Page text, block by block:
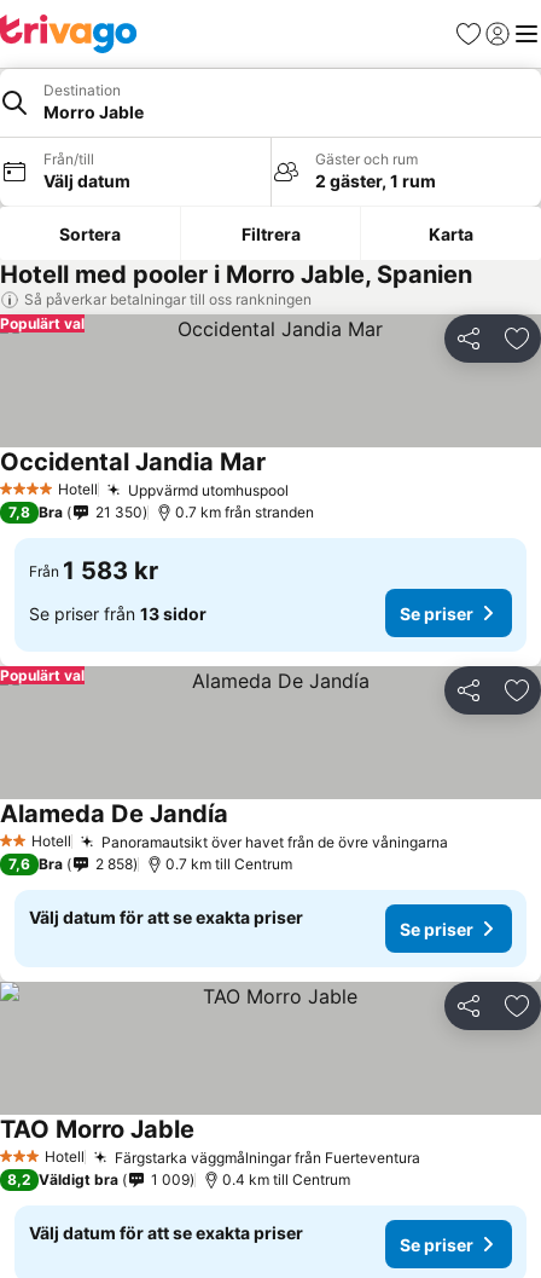
Favoriter
Logga
Destination
Morro Jable
Från/till
Välj datum
Gäster och rum
2 gäster, 1 rum
Sortera Filtrera Karta
Hotell med pooler i Morro Jable, Spanien
Så påverkar betalningar till oss rankningen
Dela
Populärt val
4 StjärnorHotell Uppvärmd utomhuspool
Occidental Jandia Mar
7,8 Bra 21 350 0.7 km från stranden
Från 1 583 kr
Se priser från 13 sidor Se priser
Dela
Populärt val
2 Stjärnor
Hotell Panoramautsikt över havet från de övre våningarna
Alameda De Jandía
7,6 Bra 2 858 0.7 km till Centrum
Välj datum för att se exakta priser
Se priser
Dela
3 StjärnorHotell Färgstarka väggmålningar från Fuerteventura
TAO Morro Jable
8,2 Väldigt bra 1 009 0.4 km till Centrum
Välj datum för att se exakta priser
Se priser